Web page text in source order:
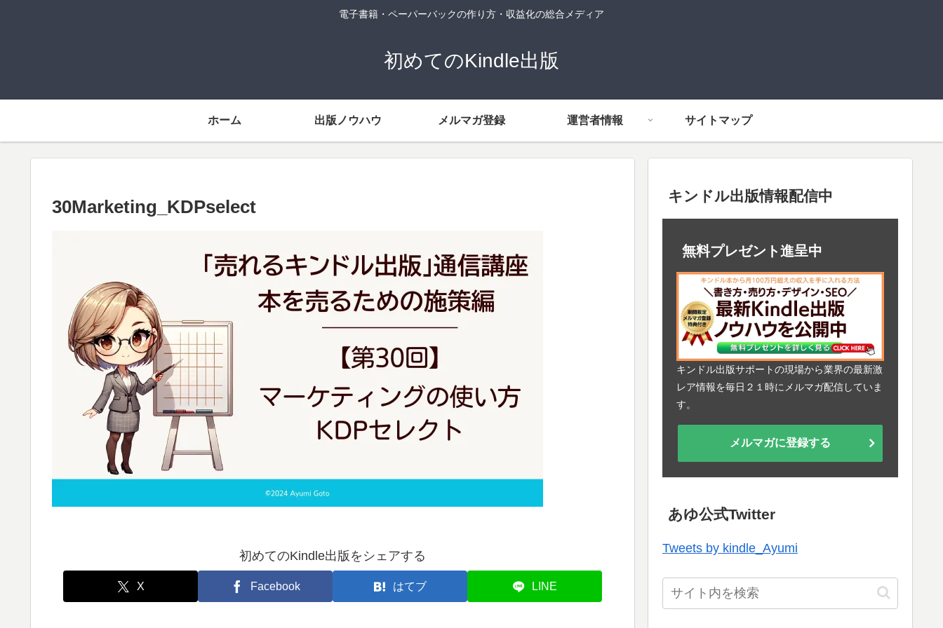
電子書籍・ペーパーバックの作り方・収益化の総合メディア
初めてのKindle出版
ホーム 出版ノウハウ メルマガ登録 運営者情報 サイトマップ
30Marketing_KDPselect
初めてのKindle出版をシェアする
X Facebook はてブ LINE
キンドル出版情報配信中
無料プレゼント進呈中
キンドル出版サポートの現場から業界の最新激
レア情報を毎日２１時にメルマガ配信していま
す。
メルマガに登録する
あゆ公式Twitter
Tweets by kindle_Ayumi